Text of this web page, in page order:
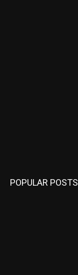
POPULAR POSTS